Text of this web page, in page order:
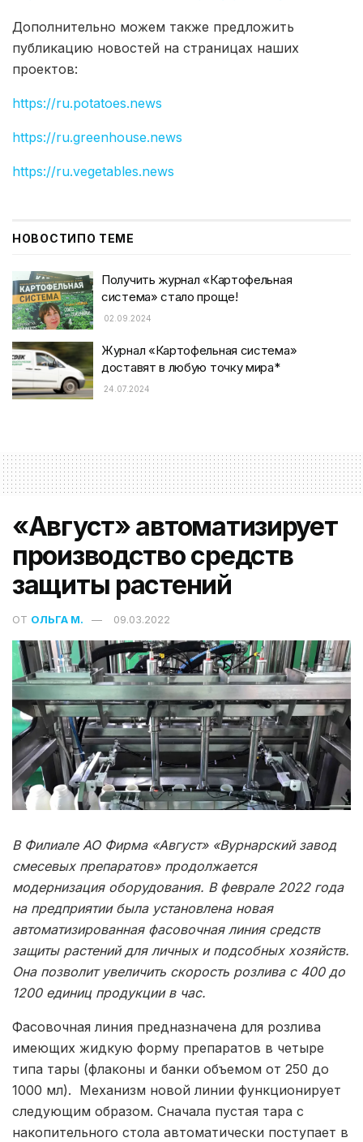
Дополнительно можем также предложить
публикацию новостей на страницах наших
проектов:
https://ru.potatoes.news
https://ru.greenhouse.news
https://ru.vegetables.news
НОВОСТИПО ТЕМЕ
Получить журнал «Картофельная
система» стало проще!
02.09.2024
Журнал «Картофельная система»
доставят в любую точку мира*
24.07.2024
«Август» автоматизирует
производство средств
защиты растений
ОТ ОЛЬГА М. 09.03.2022
В Филиале АО Фирма «Август» «Вурнарский завод
смесевых препаратов» продолжается
модернизация оборудования. В феврале 2022 года
на предприятии была установлена новая
автоматизированная фасовочная линия средств
защиты растений для личных и подсобных хозяйств.
Она позволит увеличить скорость розлива с 400 до
1200 единиц продукции в час.
Фасовочная линия предназначена для розлива
имеющих жидкую форму препаратов в четыре
типа тары (флаконы и банки объемом от 250 до
1000 мл). Механизм новой линии функционирует
следующим образом. Сначала пустая тара с
накопительного стола автоматически поступает в